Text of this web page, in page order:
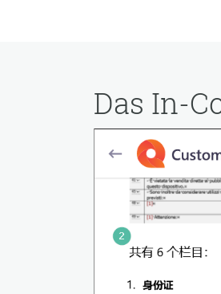
Das In-